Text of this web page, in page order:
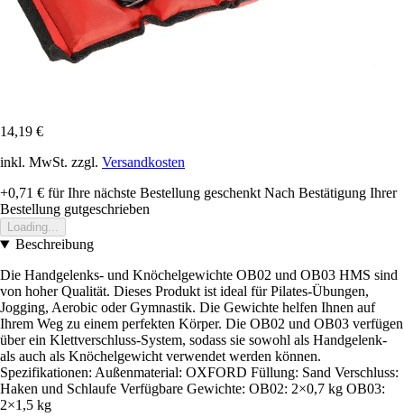
14,19 €
inkl. MwSt. zzgl. Versandkosten
+0,71 € für Ihre nächste Bestellung geschenkt Nach Bestätigung Ihrer
Bestellung gutgeschrieben
Loading...
Beschreibung
Die Handgelenks- und Knöchelgewichte OB02 und OB03 HMS sind
von hoher Qualität. Dieses Produkt ist ideal für Pilates-Übungen,
Jogging, Aerobic oder Gymnastik. Die Gewichte helfen Ihnen auf
Ihrem Weg zu einem perfekten Körper. Die OB02 und OB03 verfügen
über ein Klettverschluss-System, sodass sie sowohl als Handgelenk-
als auch als Knöchelgewicht verwendet werden können.
Spezifikationen: Außenmaterial: OXFORD Füllung: Sand Verschluss:
Haken und Schlaufe Verfügbare Gewichte: OB02: 2×0,7 kg OB03:
2×1,5 kg